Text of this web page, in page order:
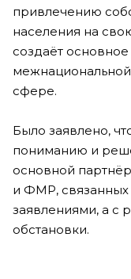
привлечению
населения на
создаёт
сфере.
Было заявлено,
пониманию и
основной
и ФМР,
заявлениями, а с
обстановки.